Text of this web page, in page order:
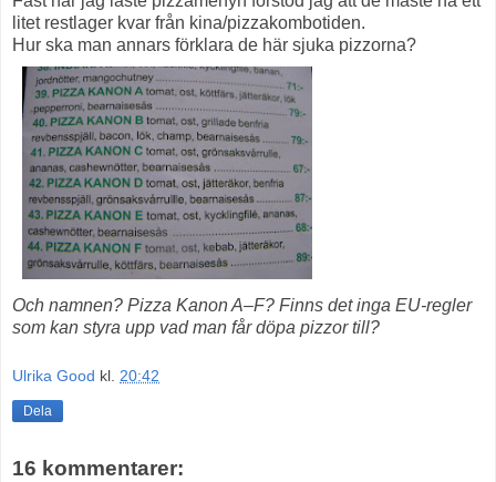
litet restlager kvar från kina/pizzakombotiden.
Hur ska man annars förklara de här sjuka pizzorna?
Och namnen? Pizza Kanon A–F? Finns det inga EU-regler
som kan styra upp vad man får döpa pizzor till?
Ulrika Good kl. 20:42
Dela
16 kommentarer: